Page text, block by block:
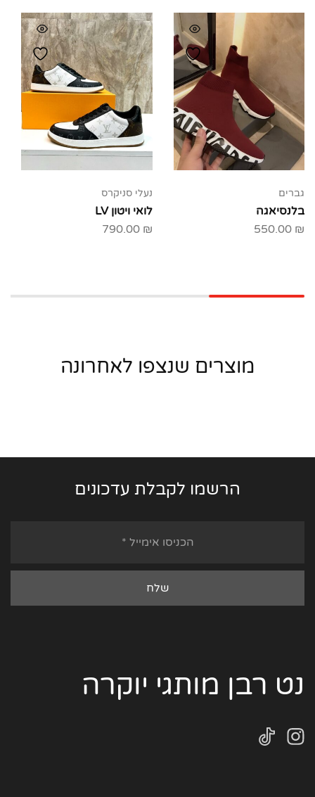
גברים
בלנסיאגה
550.00 ₪
נעלי סניקרס
לואי ויטון LV
790.00 ₪
מוצרים שנצפו לאחרונה
הרשמו לקבלת עדכונים
נט רבן מותגי יוקרה